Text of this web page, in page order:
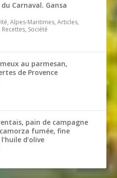
du Carnaval. Gansa
Alpes-Maritimes, Articles,
Société
au parmesan,
de Provence
pain de campagne
fumée, fine
d’olive